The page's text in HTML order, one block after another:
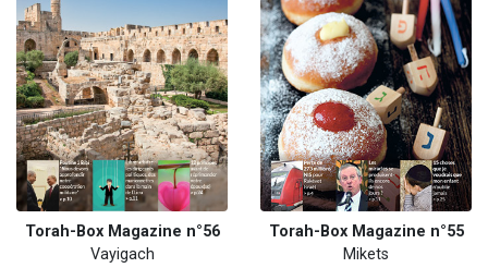
Torah-Box Magazine n°56
Vayigach
Torah-Box Magazine n°55
Mikets